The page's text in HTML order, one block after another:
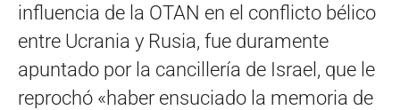
influencia de la OTAN en el conflicto bélico
entre Ucrania y Rusia, fue duramente
apuntado por la cancillería de Israel, que le
reprochó «haber ensuciado la memoria de